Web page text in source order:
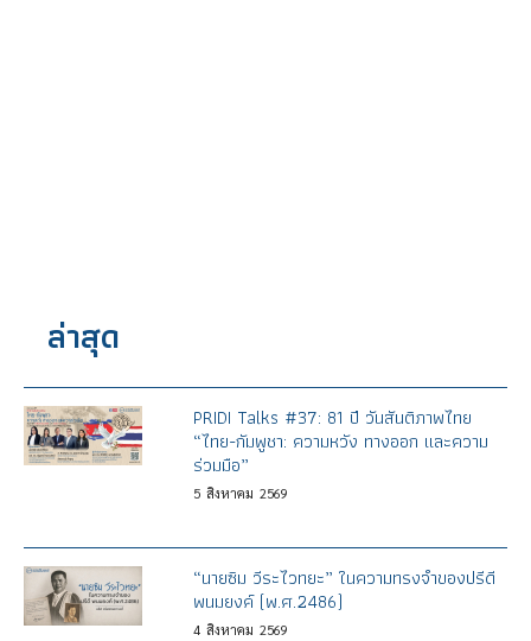
ล่าสุด
PRIDI Talks #37: 81 ปี วันสันติภาพไทย
“ไทย-กัมพูชา: ความหวัง ทางออก และความ
ร่วมมือ”
5 สิงหาคม 2569
“นายซิม วีระไวทยะ” ในความทรงจำของปรีดี
พนมยงค์ (พ.ศ.2486)
4 สิงหาคม 2569